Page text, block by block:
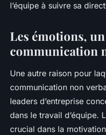
l’équipe à suivre sa
Les émotions,
communication
Une autre raison pour
communication non
leaders d’entreprise
dans le travail d’équipe.
crucial dans la